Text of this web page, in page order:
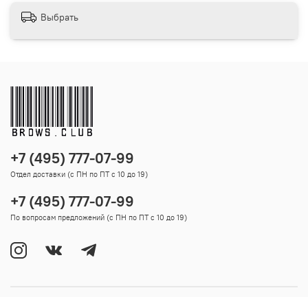
Выбрать
+7 (495) 777-07-99
Отдел доставки (с ПН по ПТ с 10 до 19)
+7 (495) 777-07-99
По вопросам предложений (с ПН по ПТ с 10 до 19)